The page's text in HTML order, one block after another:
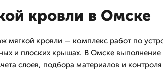
кровли в Омске
мягкой кровли — комплекс работ по
и плоских крышах. В Омске выполнение
слоев, подбора материалов и контроля